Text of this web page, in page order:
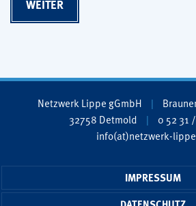
Netzwerk Lippe gGmbH
32758 Detmold
0 52 31
info(at)netzwerk-
IMPRESSUM